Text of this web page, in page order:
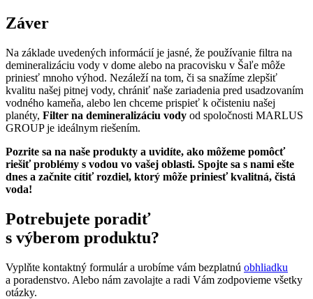
Záver
Na základe uvedených informácií je jasné, že používanie filtra na
demineralizáciu vody v dome alebo na pracovisku v Šaľe môže
priniesť mnoho výhod. Nezáleží na tom, či sa snažíme zlepšiť
kvalitu našej pitnej vody, chrániť naše zariadenia pred usadzovaním
vodného kameňa, alebo len chceme prispieť k očisteniu našej
planéty, Filter na demineralizáciu vody od spoločnosti MARLUS
GROUP je ideálnym riešením.
Pozrite sa na naše produkty a uvidíte, ako môžeme pomôcť
riešiť problémy s vodou vo vašej oblasti. Spojte sa s nami ešte
dnes a začnite cítiť rozdiel, ktorý môže priniesť kvalitná, čistá
voda!
Potrebujete poradiť
s výberom produktu?
Vyplňte kontaktný formulár a urobíme vám bezplatnú obhliadku
a poradenstvo. Alebo nám zavolajte a radi Vám zodpovieme všetky
otázky.